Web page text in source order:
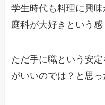
学生時代も料理に興
庭科が大好きという感
ただ手に職という安
がいいのでは？と思っ